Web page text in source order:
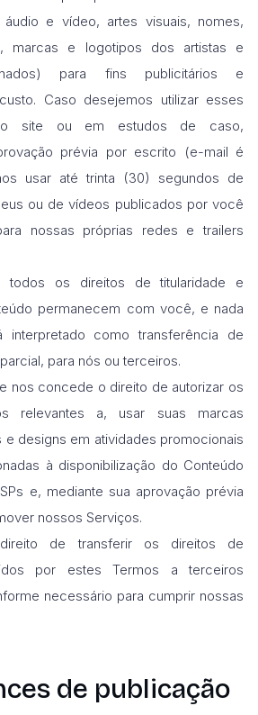
e vídeo, artes visuais, nomes,
marcas e logotipos dos artistas e
para fins publicitários e
Caso desejemos utilizar esses
site ou em estudos de caso,
prévia por escrito (e-mail é
usar até trinta (30) segundos de
ou de vídeos publicados por você
nossas próprias redes e trailers
todos os direitos de titularidade e
permanecem com você, e nada
interpretado como transferência de
para nós ou terceiros.
nos concede o direito de autorizar os
relevantes a, usar suas marcas
e designs em atividades promocionais
à disponibilização do Conteúdo
e, mediante sua aprovação prévia
nossos Serviços.
de transferir os direitos de
por estes Termos a terceiros
necessário para cumprir nossas
de publicação